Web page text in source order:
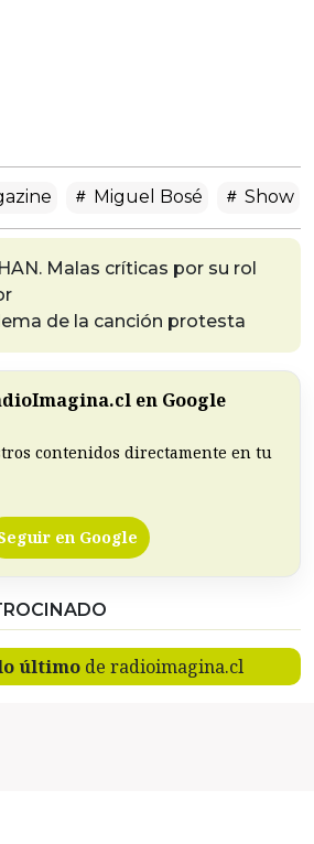
Miguel Bosé Show
Malas críticas por su rol
de la canción protesta
en Google
contenidos directamente en tu
en Google
últimode radioimagina.cl